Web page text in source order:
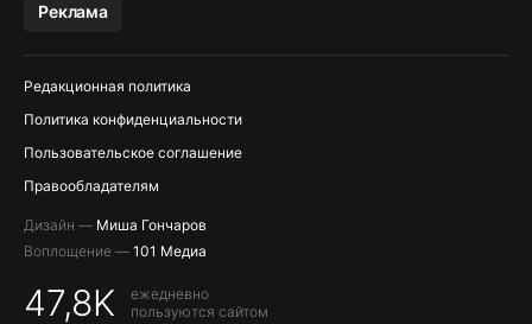
Реклама
Редакционная политика
Политика конфиденциальности
Пользовательское соглашение
Правообладателям
Дизайн — Миша Гончаров
Воплощение — 101 Медиа
47,8K
ежедневно
пользуются сайтом